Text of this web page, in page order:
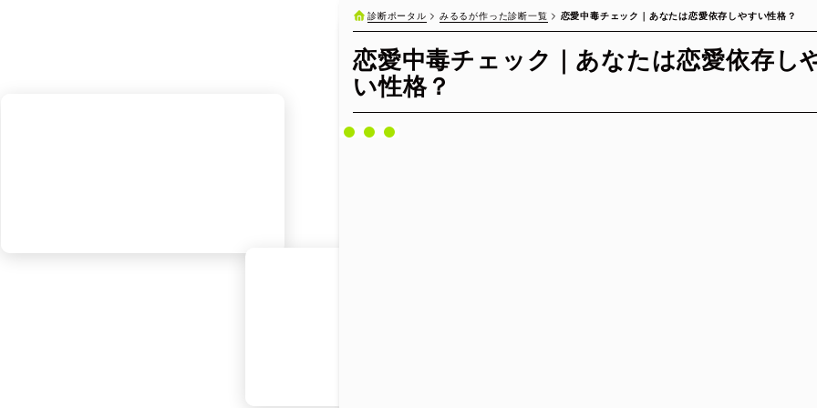
診断ポータル みるるが作った診断一覧 恋愛中毒チェック｜あなたは恋愛依存しやすい性格？
恋愛中毒チェック｜あなたは恋愛依存し
い性格？